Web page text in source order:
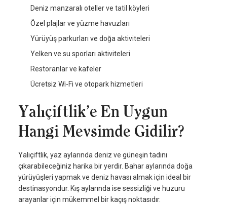
Deniz manzaralı oteller ve tatil köyleri
Özel plajlar ve yüzme havuzları
Yürüyüş parkurları ve doğa aktiviteleri
Yelken ve su sporları aktiviteleri
Restoranlar ve kafeler
Ücretsiz Wi-Fi ve otopark hizmetleri
Yalıçiftlik’e En Uygun
Hangi Mevsimde Gidilir?
Yalıçiftlik, yaz aylarında deniz ve güneşin tadını
çıkarabileceğiniz harika bir yerdir. Bahar aylarında doğa
yürüyüşleri yapmak ve deniz havası almak için ideal bir
destinasyondur. Kış aylarında ise sessizliği ve huzuru
arayanlar için mükemmel bir kaçış noktasıdır.